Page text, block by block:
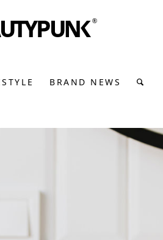
BRAND NEWS